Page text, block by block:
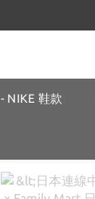
- NIKE 鞋款